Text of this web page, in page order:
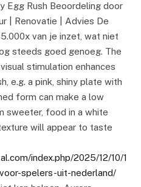
Egg Rush Beoordeling door
| Renovatie | Advies De
van je inzet, wat niet
steeds goed genoeg. The
stimulation enhances
e.g. a pink, shiny plate with
form can make a low
sweeter, food in a white
will appear to taste
index.php/2025/12/10/1
spelers-uit-nederland/